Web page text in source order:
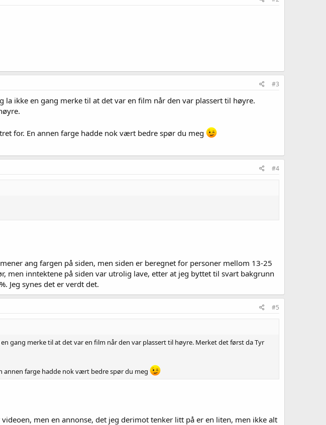
#3
la ikke en gang merke til at det var en film når den var plassert til høyre.
for. En annen farge hadde nok vært bedre spør du meg
#4
ang fargen på siden, men siden er beregnet for personer mellom 13-25
men inntektene på siden var utrolig lave, etter at jeg byttet til svart bakgrunn
Jeg synes det er verdt det.
#5
gang merke til at det var en film når den var plassert til høyre. Merket det først da Tyr
annen farge hadde nok vært bedre spør du meg
men en annonse, det jeg derimot tenker litt på er en liten, men ikke alt